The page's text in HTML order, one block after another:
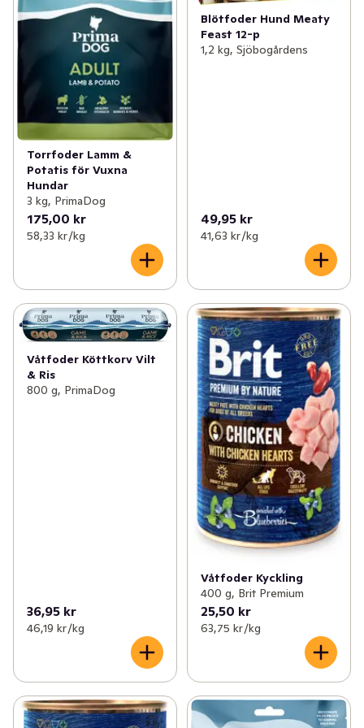
Torrfoder Lamm &
Potatis för Vuxna
Hundar
3 kg, PrimaDog
175,00 kr
58,33 kr /kg
Blötfoder Hund Meaty
Feast 12-p
1,2 kg, Sjöbogårdens
49,95 kr
41,63 kr /kg
Våtfoder Köttkorv Vilt
& Ris
800 g, PrimaDog
36,95 kr
46,19 kr /kg
Våtfoder Kyckling
400 g, Brit Premium
25,50 kr
63,75 kr /kg